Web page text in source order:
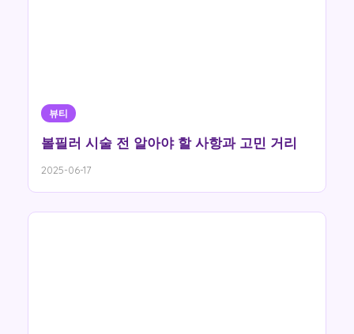
뷰티
볼필러 시술 전 알아야 할 사항과 고민 거리
2025-06-17